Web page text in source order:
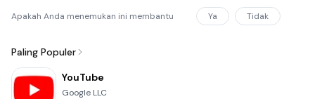
Apakah Anda menemukan ini membantu Ya Tidak
Paling Populer
YouTube
Google LLC